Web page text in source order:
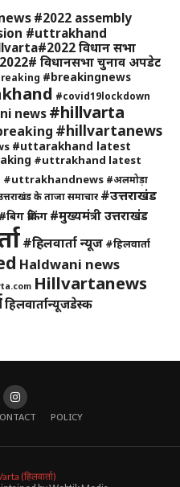
#2022 assembly
#uttrakhand
विधान सभा
विधानसभा चुनाव अपडेट
#breakingnews
#covid19lockdown
news #hillvarta
#hillvartanews
#uttarakhand latest
#uttrakhand latest
#uttrakhandnews #अलमोड़ा
के ताजा समाचार #उत्तराखंड
#बिग ब्रेकिंग #मुख्यमंत्री उत्तराखंड
#हिलवार्ता न्यूज #हिलवार्ता
Haldwani news
Hillvartanews
हिलवार्तान्यूजडेस्क
POLICY
(हिलवार्ता)